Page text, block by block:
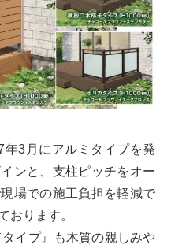
3月にアルミタイプを発
ンと、支柱ピッチをオー
場での施工負担を軽減で
おります。
タイプ』も木質の親しみや